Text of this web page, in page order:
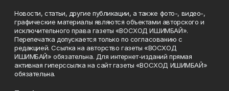
Новости, статьи, другие публикации, а также фото-, видео-,
графические материалы являются объектами авторского и
исключительного права газеты «ВОСХОД ИШИМБАЙ».
Перепечатка допускается только по согласованию с
редакцией. Ссылка на авторство газеты «ВОСХОД
ИШИМБАЙ» обязательна. Для интернет-изданий прямая
активная гиперссылка на сайт газеты «ВОСХОД ИШИМБАЙ»
обязательна.